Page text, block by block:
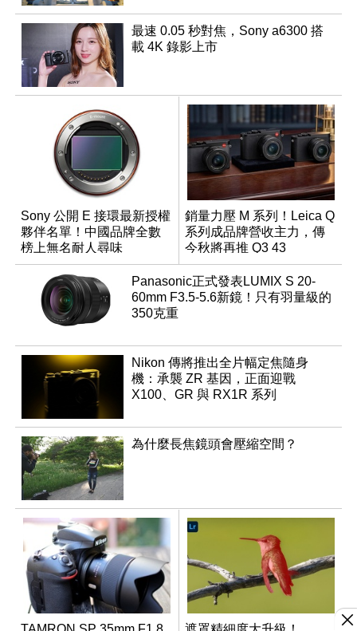
最速 0.05 秒對焦，Sony a6300 搭
載 4K 錄影上市
Sony 公開 E 接環最新授權
夥伴名單！中國品牌全數
榜上無名耐人尋味
銷量力壓 M 系列！Leica Q
系列成品牌營收主力，傳
今秋將再推 Q3 43
Monochrom
Panasonic正式發表LUMIX S 20-
60mm F3.5-5.6新鏡！只有羽量級的
350克重
Nikon 傳將推出全片幅定焦隨身
機：承襲 ZR 基因，正面迎戰
X100、GR 與 RX1R 系列
為什麼長焦鏡頭會壓縮空間？